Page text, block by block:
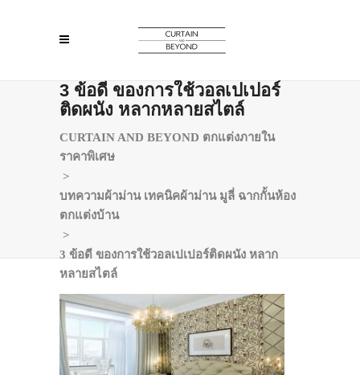
3 ข้อดี ของการใช้วอลเปเปอร์
ติดผนัง หลากหลายสไตล์
CURTAIN AND BEYOND ตกแต่งภายใน
ราคาพิเศษ
>
บทความผ้าม่าน เทคนิคผ้าม่าน มูลี่ ฉากกั้นห้อง
ตกแต่งบ้าน
>
3 ข้อดี ของการใช้วอลเปเปอร์ติดผนัง หลาก
หลายสไตล์